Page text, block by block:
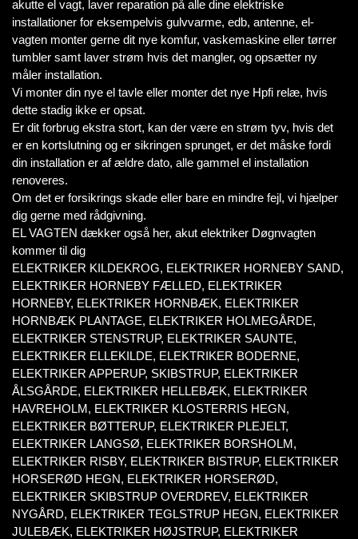
akutte el vagt, laver reparation på alle dine elektriske
installationer for eksempelvis gulvvarme, edb, antenne, el-
vagten monter gerne dit nye komfur, vaskemaskine eller tørrer
tumbler samt laver strøm hvis det mangler, og opsætter ny
måler installation.
Vi monter din nye el tavle eller monter det nye Hpfi relæ, hvis
dette stadig ikke er opsat.
Er dit forbrug ekstra stort, kan der være en strøm tyv, hvis det
er en kortslutning og er sikringen sprunget, er det måske fordi
din installation er af ældre dato, alle gammel el installation
renoveres.
Om det er forsikrings skade eller bare en mindre fejl, vi hjælper
dig gerne med rådgivning.
EL VAGTEN dækker også her, akut elektriker Døgnvagten
kommer til dig
ELEKTRIKER KILDEKROG, ELEKTRIKER HORNEBY SAND,
ELEKTRIKER HORNEBY FÆLLED, ELEKTRIKER
HORNEBY, ELEKTRIKER HORNBÆK, ELEKTRIKER
HORNBÆK PLANTAGE, ELEKTRIKER HOLMEGÅRDE,
ELEKTRIKER STENSTRUP, ELEKTRIKER SAUNTE,
ELEKTRIKER ELLEKILDE, ELEKTRIKER BODERNE,
ELEKTRIKER APPERUP, SKIBSTRUP, ELEKTRIKER
ÅLSGÅRDE, ELEKTRIKER HELLEBÆK, ELEKTRIKER
HAVREHOLM, ELEKTRIKER KLOSTERRIS HEGN,
ELEKTRIKER BØTTERUP, ELEKTRIKER PLEJELT,
ELEKTRIKER LANGSØ, ELEKTRIKER BORSHOLM,
ELEKTRIKER RISBY, ELEKTRIKER BISTRUP, ELEKTRIKER
HORSERØD HEGN, ELEKTRIKER HORSERØD,
ELEKTRIKER SKIBSTRUP OVERDREV, ELEKTRIKER
NYGÅRD, ELEKTRIKER TEGLSTRUP HEGN, ELEKTRIKER
JULEBÆK, ELEKTRIKER HØJSTRUP, ELEKTRIKER